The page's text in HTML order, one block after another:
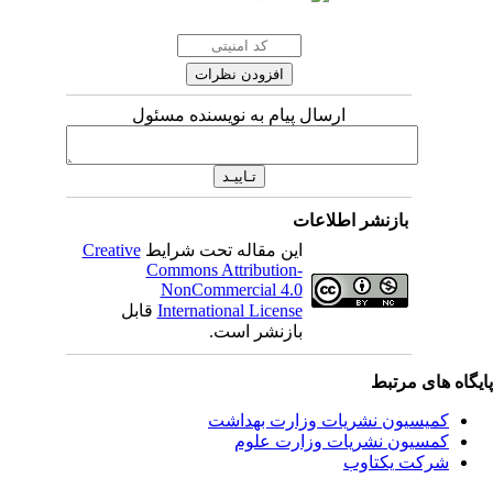
ارسال پیام به نویسنده مسئول
بازنشر اطلاعات
این مقاله تحت شرایطCreative
Commons Attribution-
NonCommercial 4.0
International Licenseقابل
بازنشر است.
های مرتبط
کمیسیون نشریات وزارت بهداشت
کمسیون نشریات وزارت علوم
شرکت یکتاوب